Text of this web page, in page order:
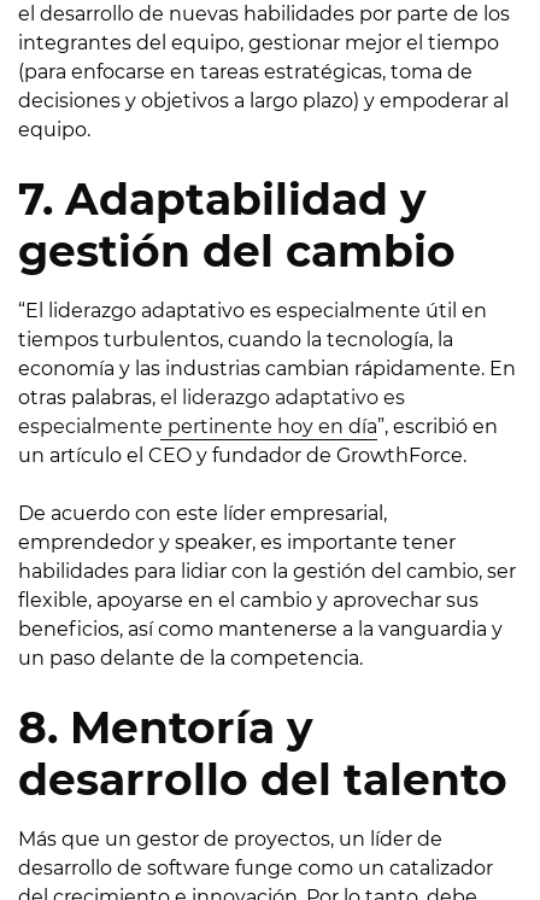
el desarrollo de nuevas habilidades por parte de los
integrantes del equipo, gestionar mejor el tiempo
(para enfocarse en tareas estratégicas, toma de
decisiones y objetivos a largo plazo) y empoderar al
equipo.
7. Adaptabilidad y
gestión del cambio
“El liderazgo adaptativo es especialmente útil en
tiempos turbulentos, cuando la tecnología, la
economía y las industrias cambian rápidamente. En
otras palabras, el liderazgo adaptativo es
especialmente pertinente hoy en día”, escribió en
un artículo el CEO y fundador de GrowthForce.
De acuerdo con este líder empresarial,
emprendedor y speaker, es importante tener
habilidades para lidiar con la gestión del cambio, ser
flexible, apoyarse en el cambio y aprovechar sus
beneficios, así como mantenerse a la vanguardia y
un paso delante de la competencia.
8. Mentoría y
desarrollo del talento
Más que un gestor de proyectos, un líder de
desarrollo de software funge como un catalizador